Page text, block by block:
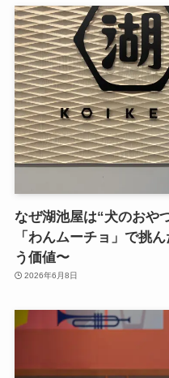
なぜ湖池屋は“犬のおや
「わんムーチョ」で挑
う価値〜
2026年6月8日